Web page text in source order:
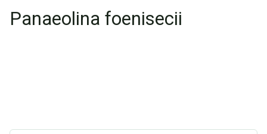
Panaeolina foenisecii